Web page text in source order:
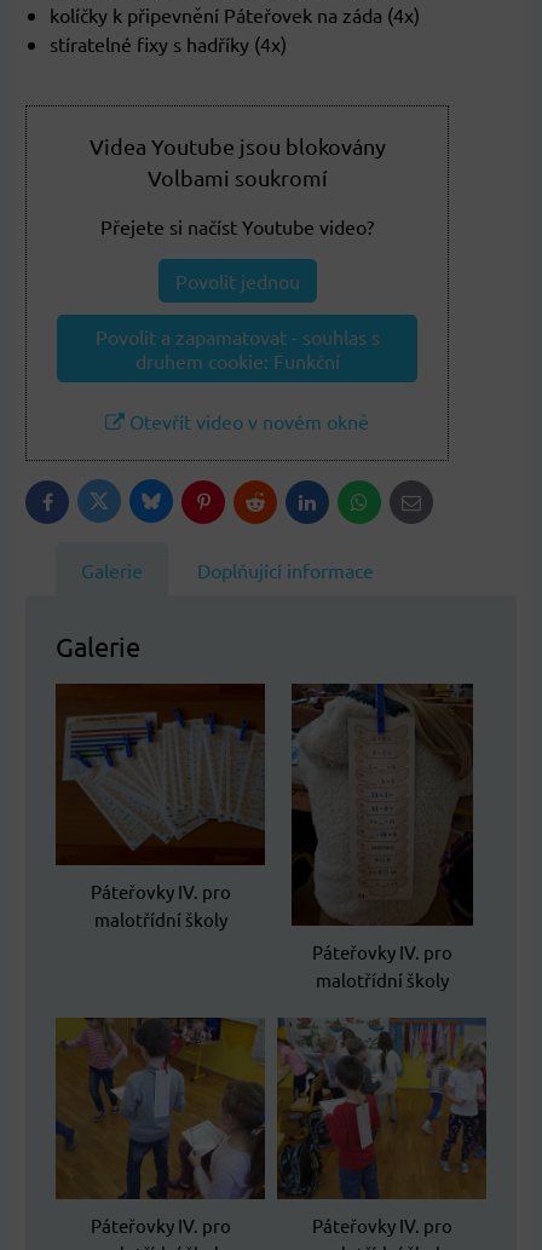
kolíčky k připevnění Páteřovek na záda (4x)
stíratelné fixy s hadříky (4x)
Videa Youtube jsou blokovány
Volbami soukromí
Přejete si načíst Youtube video?
Povolit jednou
Povolit a zapamatovat - souhlas s
druhem cookie: Funkční
Otevřít video v novém okně
FacebookTwitterBlueskyPinterestReddit LinkedInWhatsApp
E-
mail
Galerie Doplňující informace
Galerie
Páteřovky IV. pro
malotřídní školy
Páteřovky IV. pro
malotřídní školy
Páteřovky IV. pro
Páteřovky IV. pro